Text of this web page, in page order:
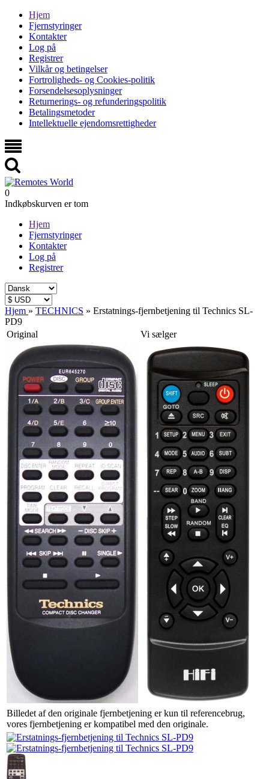
Hjem
Fjernstyringer
Kontakter
Log på
Registrer
Vilkår og betingelser
Fortroligheds- og Cookies-politik
Forsendelsesoplysninger
Returnerings- og refunderingspolitik
Betalingsmetoder
Intellektuelle ejendomsrettigheder
0
Indkøbskurven er tom
Hjem
Fjernstyringer
Kontakter
Log på
Registrer
Hjem » TECHNICS » Erstatnings-fjernbetjening til Technics SL-
PD9
Original
Vi sælger
Billedet af den originale fjernbetjening er kun til referencebrug,
vores fjernbetjening er kompatibel med den originale.